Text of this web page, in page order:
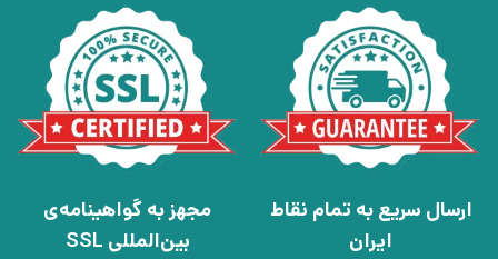
ارسال سریع به تمام نقاط
ایران
مجهز به گواهینامه‌ی
بین‌المللی SSL